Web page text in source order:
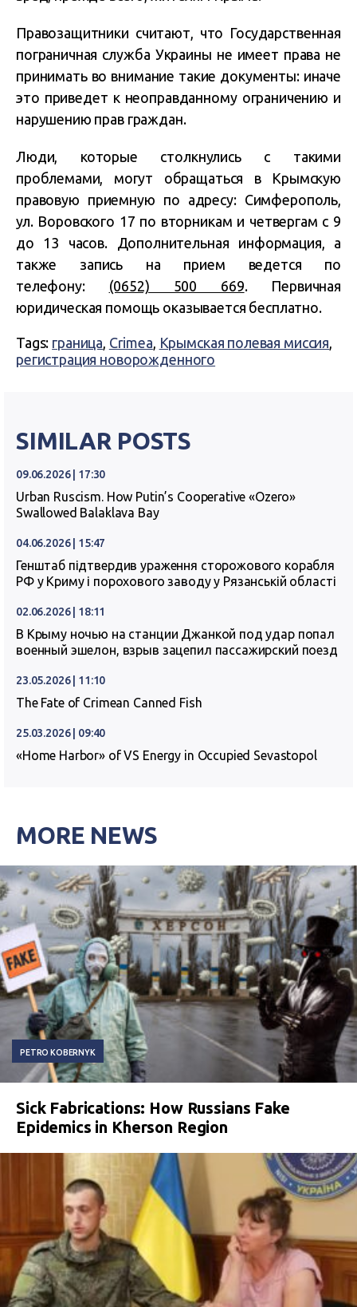
Правозащитники считают, что Государственная
пограничная служба Украины не имеет права не
принимать во внимание такие документы: иначе
это приведет к неоправданному ограничению и
нарушению прав граждан.
Люди, которые столкнулись с такими
проблемами, могут обращаться в Крымскую
правовую приемную по адресу: Симферополь,
ул. Воровского 17 по вторникам и четвергам с 9
до 13 часов. Дополнительная информация, а
также запись на прием ведется по
телефону: (0652) 500 669. Первичная
юридическая помощь оказывается бесплатно.
Tags: граница, Crimea, Крымская полевая миссия,
регистрация новорожденного
SIMILAR POSTS
09.06.2026 | 17:30
Urban Ruscism. How Putin’s Cooperative «Ozero»
Swallowed Balaklava Bay
04.06.2026 | 15:47
Генштаб підтвердив ураження сторожового корабля
РФ у Криму і порохового заводу у Рязанській області
02.06.2026 | 18:11
В Крыму ночью на станции Джанкой под удар попал
военный эшелон, взрыв зацепил пассажирский поезд
23.05.2026 | 11:10
The Fate of Crimean Canned Fish
25.03.2026 | 09:40
«Home Harbor» of VS Energy in Occupied Sevastopol
MORE NEWS
PETRO KOBERNYK
Sick Fabrications: How Russians Fake
Epidemics in Kherson Region